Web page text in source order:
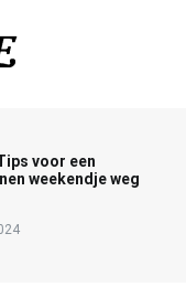
voor een
weekendje weg